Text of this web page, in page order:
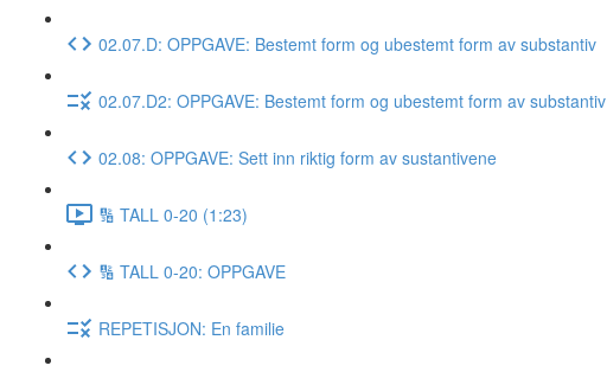
02.07.D: OPPGAVE: Bestemt form og ubestemt form av substantiv
02.07.D2: OPPGAVE: Bestemt form og ubestemt form av substantiv
02.08: OPPGAVE: Sett inn riktig form av sustantivene
🔢 TALL 0-20 (1:23)
🔢 TALL 0-20: OPPGAVE
REPETISJON: En familie